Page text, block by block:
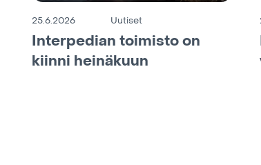
25.6.2026 Uutiset
Interpedian toimisto on
kiinni heinäkuun